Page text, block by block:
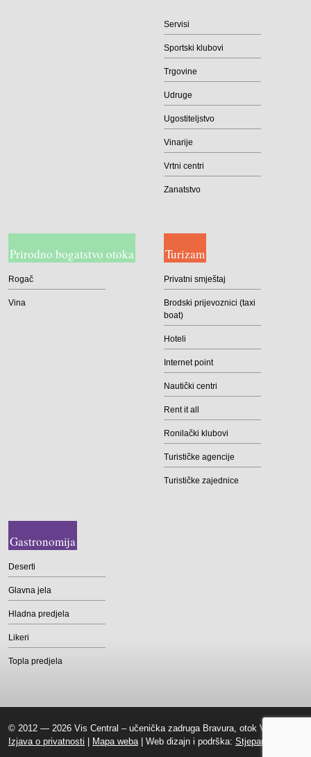
Servisi
Sportski klubovi
Trgovine
Udruge
Ugostiteljstvo
Vinarije
Vrtni centri
Zanatstvo
Prirodno bogatstvo otoka
Rogač
Vina
Turizam
Privatni smještaj
Brodski prijevoznici (taxi
boat)
Hoteli
Internet point
Nautički centri
Rent it all
Ronilački klubovi
Turističke agencije
Turističke zajednice
Gastronomija
Deserti
Glavna jela
Hladna predjela
Likeri
Topla predjela
© 2012 — 2026 Vis Central – učenička zadruga Bravura, otok Vis |
Izjava o privatnosti
Mapa weba| Web dizajn i podrška: Stjepan Tafra